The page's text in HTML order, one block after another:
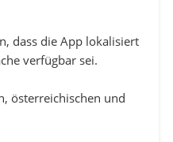
dass die App lokalisiert
verfügbar sei.
österreichischen und